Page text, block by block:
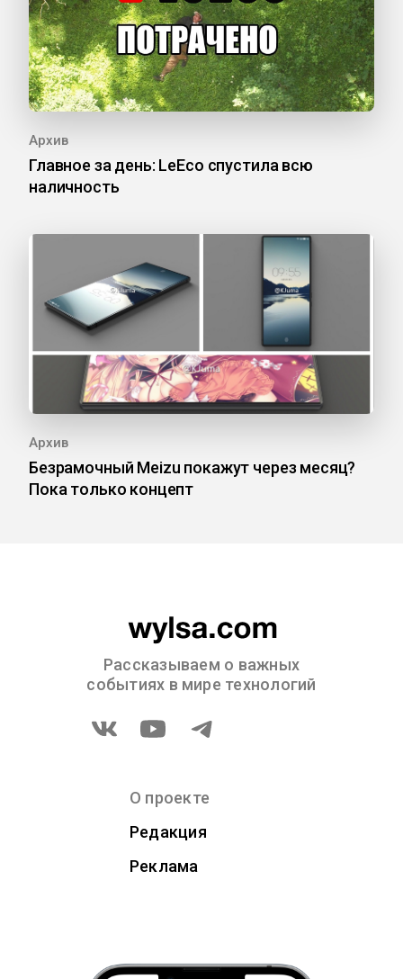
Архив
Главное за день: LeEco спустила всю
наличность
Архив
Безрамочный Meizu покажут через месяц?
Пока только концепт
Рассказываем о важных
событиях в мире технологий
О проекте
Редакция
Реклама